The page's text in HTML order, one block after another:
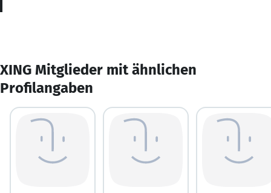
XING Mitglieder mit ähnlichen
Profilangaben